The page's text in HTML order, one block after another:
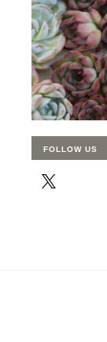
FOLLOW US